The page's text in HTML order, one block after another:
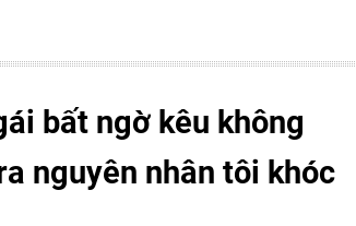
bất ngờ kêu không
nguyên nhân tôi khóc